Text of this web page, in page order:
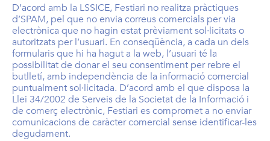
D’acord amb la LSSICE, Festiari no realitza pràctiques
d’SPAM, pel que no envia correus comercials per via
electrònica que no hagin estat prèviament sol·licitats o
autoritzats per l’usuari. En conseqüència, a cada un dels
formularis que hi ha hagut a la web, l’usuari té la
possibilitat de donar el seu consentiment per rebre el
butlletí, amb independència de la informació comercial
puntualment sol·licitada. D’acord amb el que disposa la
Llei 34/2002 de Serveis de la Societat de la Informació i
de comerç electrònic, Festiari es compromet a no enviar
comunicacions de caràcter comercial sense identificar-les
degudament.